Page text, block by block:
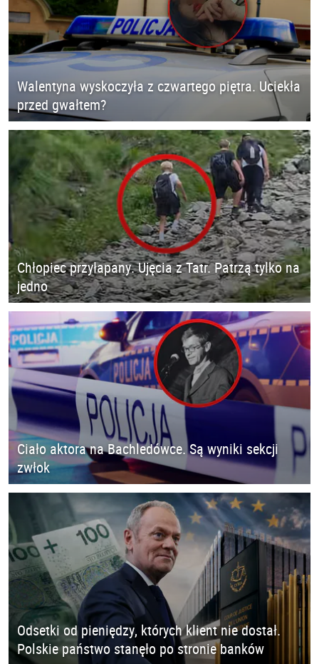
Walentyna wyskoczyła z czwartego piętra. Uciekła
przed gwałtem?
Chłopiec przyłapany. Ujęcia z Tatr. Patrzą tylko na
jedno
Ciało aktora na Bachledówce. Są wyniki sekcji
zwłok
Odsetki od pieniędzy, których klient nie dostał.
Polskie państwo stanęło po stronie banków